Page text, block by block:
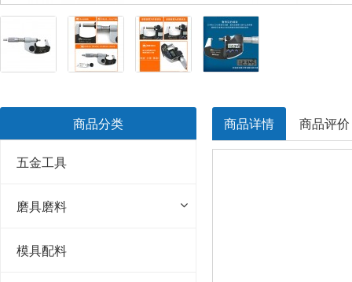
商品分类
五金工具
磨具磨料
模具配料
商品详情 商品评价